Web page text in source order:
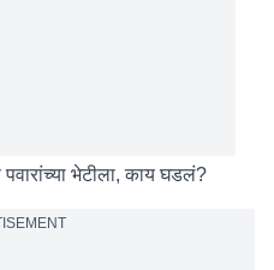
पवारांच्या भेटीला, काय घडलं?